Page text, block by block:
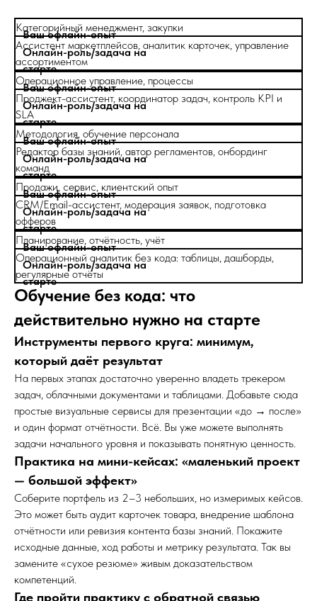
Категорийный менеджмент, закупки
Ассистент маркетплейсов, аналитик карточек, управление
ассортиментом
Операционное управление, процессы
Проджект-ассистент, координатор задач, контроль KPI и
SLA
Методология, обучение персонала
Редактор базы знаний, автор регламентов, онбординг
команд
Продажи, сервис, клиентский опыт
CRM/Email-ассистент, модерация заявок, подготовка
офферов
Планирование, отчётность, учёт
Операционный аналитик без кода: таблицы, дашборды,
регулярные отчёты
Обучение без кода: что
действительно нужно на старте
Инструменты первого круга: минимум,
который даёт результат
На первых этапах достаточно уверенно владеть трекером
задач, облачными документами и таблицами. Добавьте сюда
простые визуальные сервисы для презентации «до → после»
и один формат отчётности. Всё. Вы уже можете выполнять
задачи начального уровня и показывать понятную ценность.
Практика на мини-кейсах: «маленький проект
— большой эффект»
Соберите портфель из 2–3 небольших, но измеримых кейсов.
Это может быть аудит карточек товара, внедрение шаблона
отчётности или ревизия контента базы знаний. Покажите
исходные данные, ход работы и метрику результата. Так вы
замените «сухое резюме» живым доказательством
компетенций.
Где пройти практику с обратной связью